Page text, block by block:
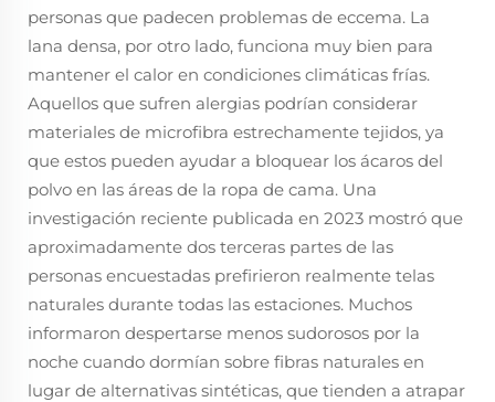
personas que padecen problemas de eccema. La
lana densa, por otro lado, funciona muy bien para
mantener el calor en condiciones climáticas frías.
Aquellos que sufren alergias podrían considerar
materiales de microfibra estrechamente tejidos, ya
que estos pueden ayudar a bloquear los ácaros del
polvo en las áreas de la ropa de cama. Una
investigación reciente publicada en 2023 mostró que
aproximadamente dos terceras partes de las
personas encuestadas prefirieron realmente telas
naturales durante todas las estaciones. Muchos
informaron despertarse menos sudorosos por la
noche cuando dormían sobre fibras naturales en
lugar de alternativas sintéticas, que tienden a atrapar